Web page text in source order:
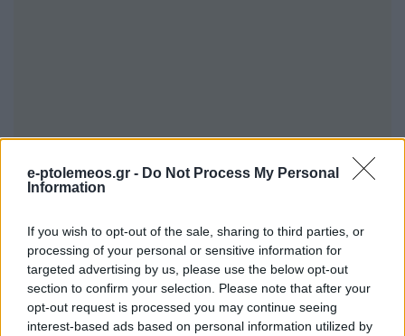
e-ptolemeos.gr - Do Not Process My Personal
Information
If you wish to opt-out of the sale, sharing to third parties, or
processing of your personal or sensitive information for
targeted advertising by us, please use the below opt-out
section to confirm your selection. Please note that after your
opt-out request is processed you may continue seeing
interest-based ads based on personal information utilized by
Για κάθε μήνα επιδότησης, καταβάλλονται 3